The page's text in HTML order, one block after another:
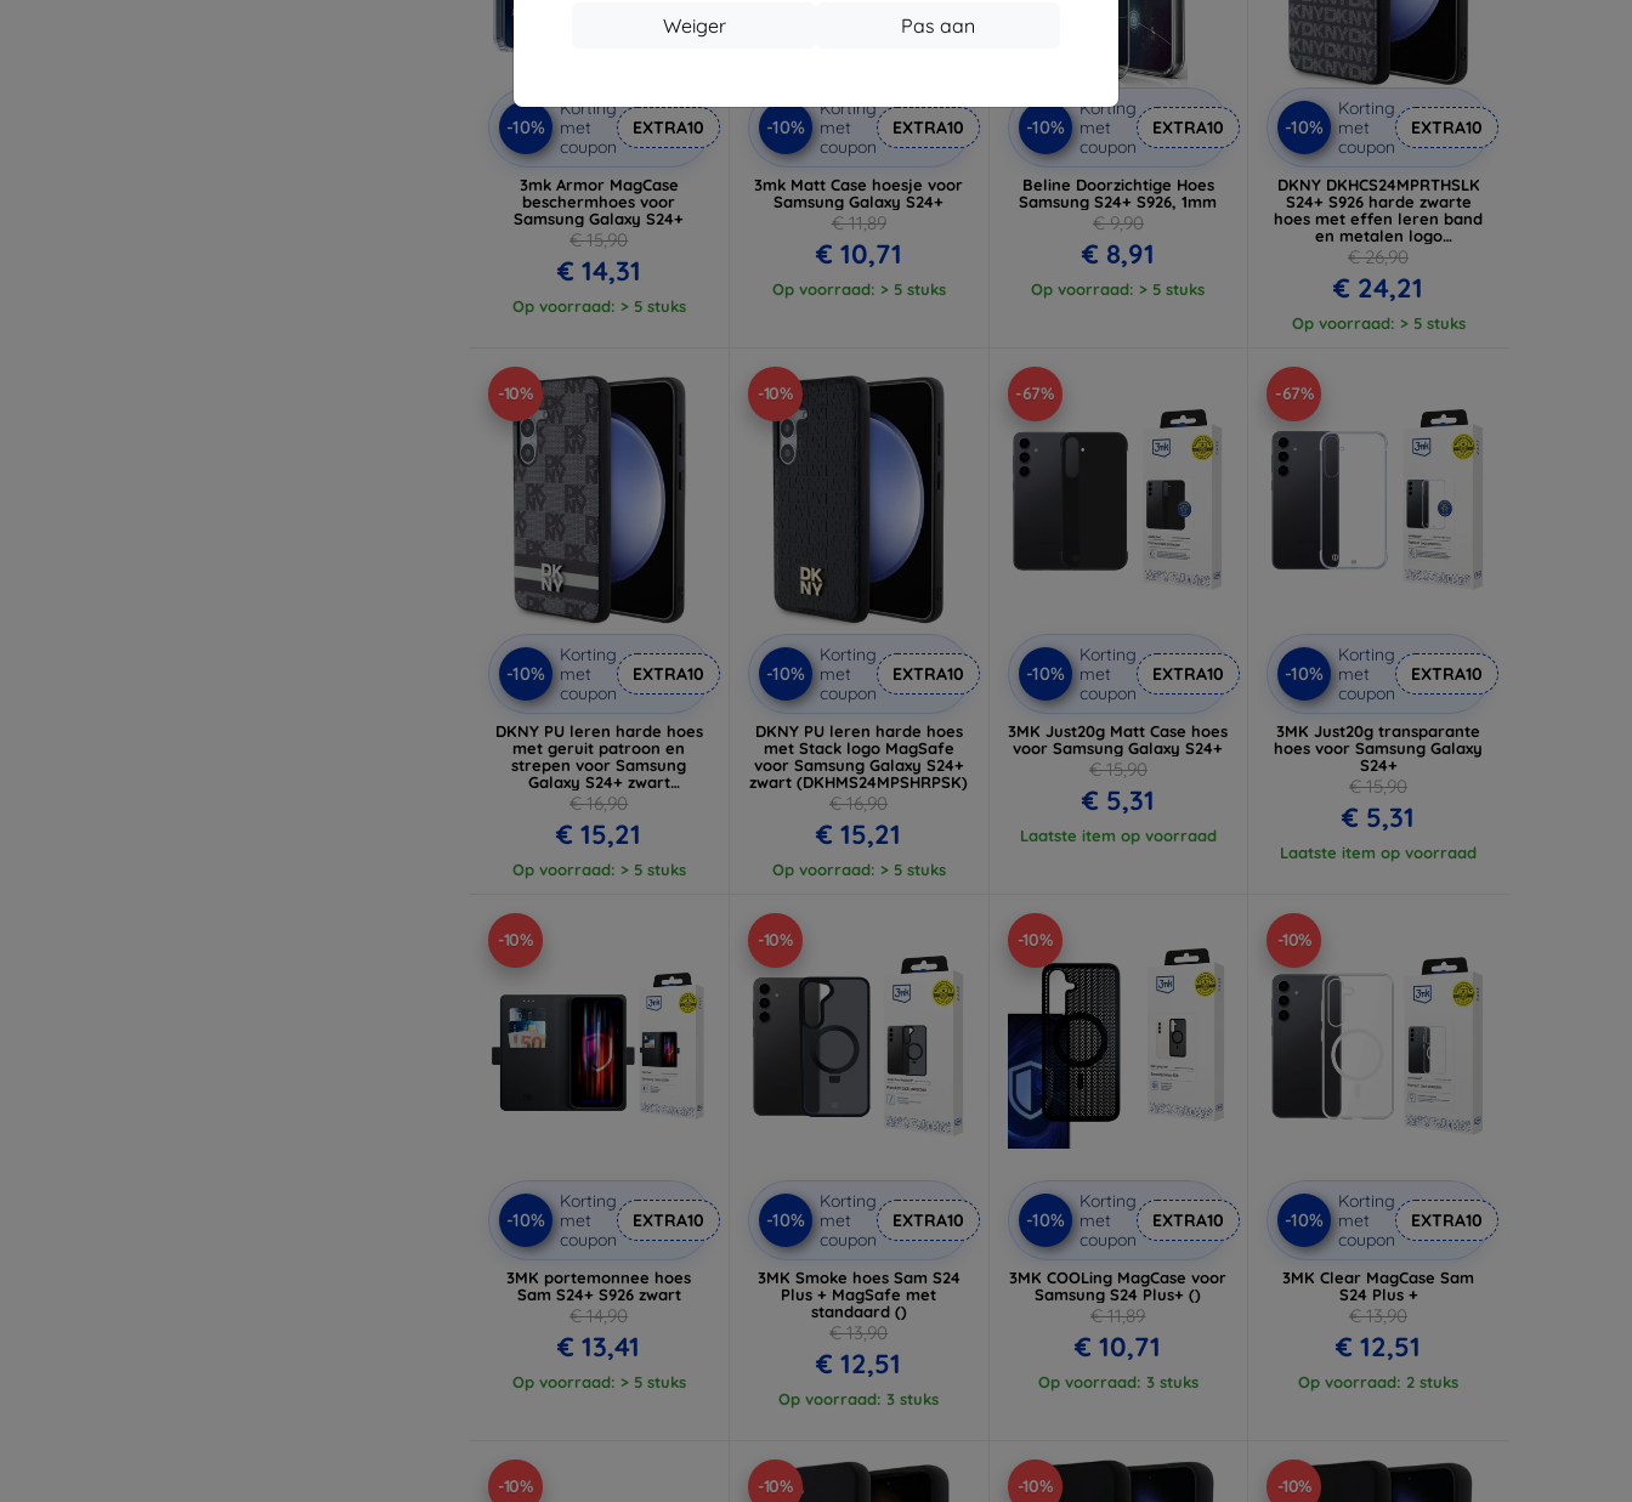
Pas aan
Weiger
-10%
Korting
met
coupon
EXTRA10
3mk Armor MagCase
beschermhoes voor
Samsung Galaxy S24+
€ 15,90
€ 14,31
Op voorraad: > 5 stuks
-10%
Korting
met
coupon
EXTRA10
3mk Matt Case hoesje voor
Samsung Galaxy S24+
€ 11,89
€ 10,71
Op voorraad: > 5 stuks
-10%
Korting
met
coupon
EXTRA10
Beline Doorzichtige Hoes
Samsung S24+ S926, 1mm
€ 9,90
€ 8,91
Op voorraad: > 5 stuks
-10%
Korting
met
coupon
EXTRA10
DKNY DKHCS24MPRTHSLK
S24+ S926 harde zwarte
hoes met effen leren band
en metalen logo
(DKHCS24MPRTHSLK)
€ 26,90
€ 24,21
Op voorraad: > 5 stuks
-10%
-10%
Korting
met
coupon
EXTRA10
DKNY PU leren harde hoes
met geruit patroon en
strepen voor Samsung
Galaxy S24+ zwart
(DKHCS24MPCPTSSK)
€ 16,90
€ 15,21
Op voorraad: > 5 stuks
-10%
-10%
Korting
met
coupon
EXTRA10
DKNY PU leren harde hoes
met Stack logo MagSafe
voor Samsung Galaxy S24+
zwart (DKHMS24MPSHRPSK)
€ 16,90
€ 15,21
Op voorraad: > 5 stuks
-67%
-10%
Korting
met
coupon
EXTRA10
3MK Just20g Matt Case hoes
voor Samsung Galaxy S24+
€ 15,90
€ 5,31
Laatste item op voorraad
-67%
-10%
Korting
met
coupon
EXTRA10
3MK Just20g transparante
hoes voor Samsung Galaxy
S24+
€ 15,90
€ 5,31
Laatste item op voorraad
-10%
-10%
Korting
met
coupon
EXTRA10
3MK portemonnee hoes
Sam S24+ S926 zwart
€ 14,90
€ 13,41
Op voorraad: > 5 stuks
-10%
-10%
Korting
met
coupon
EXTRA10
3MK Smoke hoes Sam S24
Plus + MagSafe met
standaard ()
€ 13,90
€ 12,51
Op voorraad: 3 stuks
-10%
-10%
Korting
met
coupon
EXTRA10
3MK COOLing MagCase voor
Samsung S24 Plus+ ()
€ 11,89
€ 10,71
Op voorraad: 3 stuks
-10%
-10%
Korting
met
coupon
EXTRA10
3MK Clear MagCase Sam
S24 Plus +
€ 13,90
€ 12,51
Op voorraad: 2 stuks
-10% -10% -10% -10%